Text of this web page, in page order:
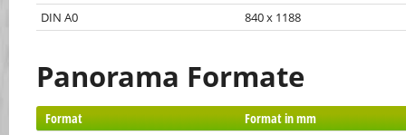
DIN A0
840 x 1188
Panorama Formate
Format Format in mm